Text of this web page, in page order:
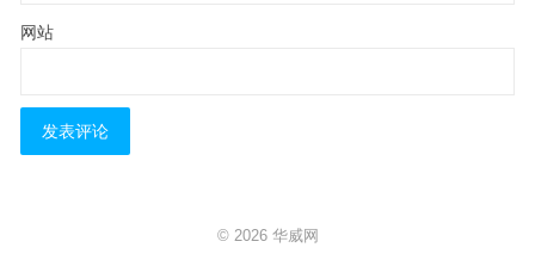
网站
© 2026 华威网